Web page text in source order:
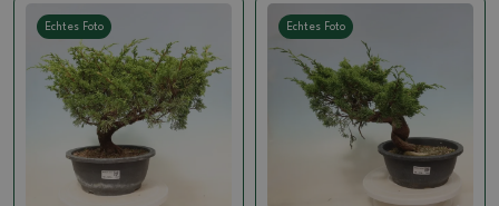
Echtes Foto Echtes Foto